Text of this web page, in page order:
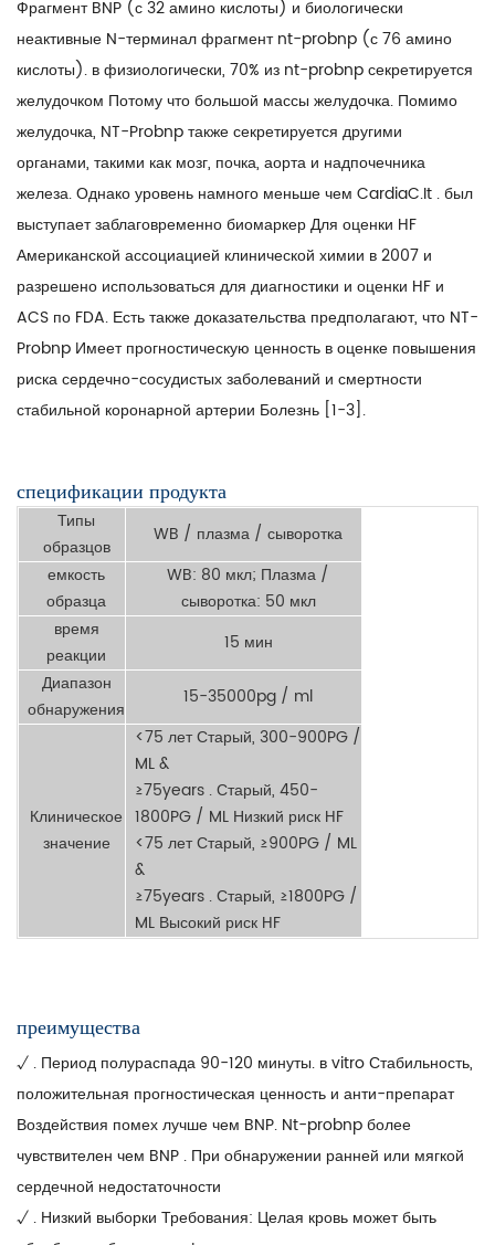
Фрагмент BNP (с 32 амино кислоты) и биологически
неактивные N-терминал фрагмент nt-probnp (с 76 амино
кислоты). в физиологически, 70% из nt-probnp секретируется
желудочком Потому что большой массы желудочка. Помимо
желудочка, NT-Probnp также секретируется другими
органами, такими как мозг, почка, аорта и надпочечника
железа. Однако уровень намного меньше чем CardiaC.It . был
выступает заблаговременно биомаркер Для оценки HF
Американской ассоциацией клинической химии в 2007 и
разрешено использоваться для диагностики и оценки HF и
ACS по FDA. Есть также доказательства предполагают, что NT-
Probnp Имеет прогностическую ценность в оценке повышения
риска сердечно-сосудистых заболеваний и смертности
стабильной коронарной артерии Болезнь [1-3].
спецификации продукта
Типы
образцов
WB / плазма / сыворотка
емкость
образца
WB: 80 мкл; Плазма /
сыворотка: 50 мкл
время
реакции
15 мин
Диапазон
обнаружения
15-35000pg / ml
Клиническое
значение
<75 лет Старый, 300-900PG /
ML &
≥75years . Старый, 450-
1800PG / ML Низкий риск HF
<75 лет Старый, ≥900PG / ML
&
≥75years . Старый, ≥1800PG /
ML Высокий риск HF
преимущества
√ . Период полураспада 90-120 минуты. в vitro Стабильность,
положительная прогностическая ценность и анти-препарат
Воздействия помех лучше чем BNP. Nt-probnp более
чувствителен чем BNP . При обнаружении ранней или мягкой
сердечной недостаточности
√ . Низкий выборки Требования: Целая кровь может быть